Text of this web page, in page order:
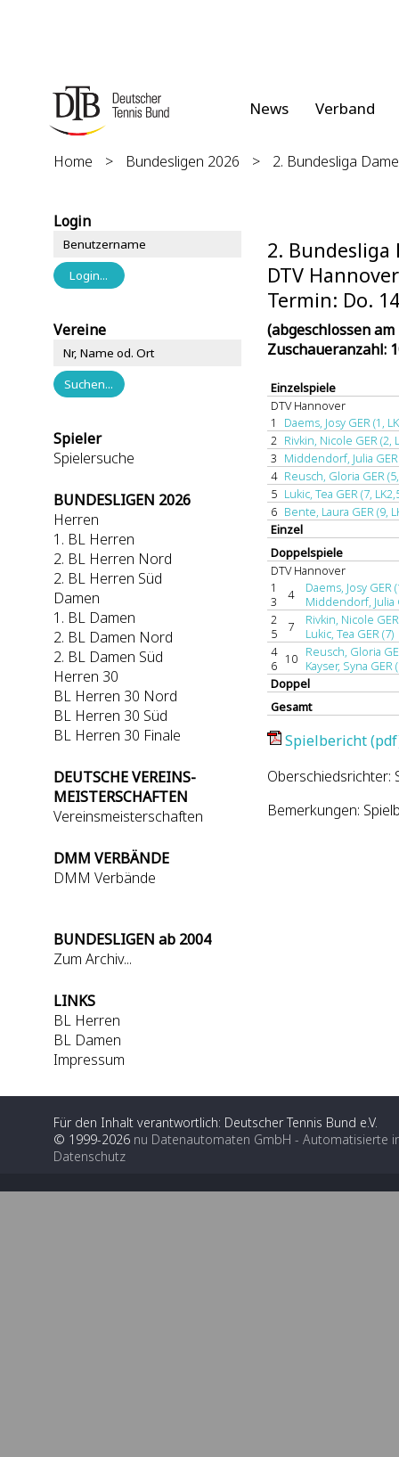
News Verband
Home > Bundesligen 2026 > 2. Bundesliga
Login
Vereine
Spieler
Spielersuche
BUNDESLIGEN 2026
Herren
1. BL Herren
2. BL Herren Nord
2. BL Herren Süd
Damen
1. BL Damen
2. BL Damen Nord
2. BL Damen Süd
Herren 30
BL Herren 30 Nord
BL Herren 30 Süd
BL Herren 30 Finale
DEUTSCHE VEREINS-
MEISTERSCHAFTEN
Vereinsmeisterschaften
DMM VERBÄNDE
DMM Verbände
BUNDESLIGEN ab 2004
Zum Archiv...
LINKS
BL Herren
BL Damen
Impressum
2. Bundesliga
DTV
Termin: Do.
(abgeschlossen am
Zuschaueranzahl:
Einzelspiele
DTV Hannover
1
Daems, Josy GER (1,
2 Rivkin, Nicole GER (2,
3 Middendorf, Julia GER
4 Reusch, Gloria GER
5 Lukic, Tea GER (7,
6 Bente, Laura GER (9,
Einzel
Doppelspiele
DTV Hannover
1
3
4
Daems, Josy GER
Middendorf, Julia
2
5
7
Rivkin, Nicole
Lukic, Tea GER (7)
4
6 10 Reusch, Gloria
Kayser, Syna GER
Doppel
Gesamt
Spielbericht
Oberschiedsrichter:
Bemerkungen:
Für den Inhalt verantwortlich: Deutscher Tennis Bund e.V.
© 1999-2026 nu Datenautomaten GmbH - Automatisierte
Datenschutz